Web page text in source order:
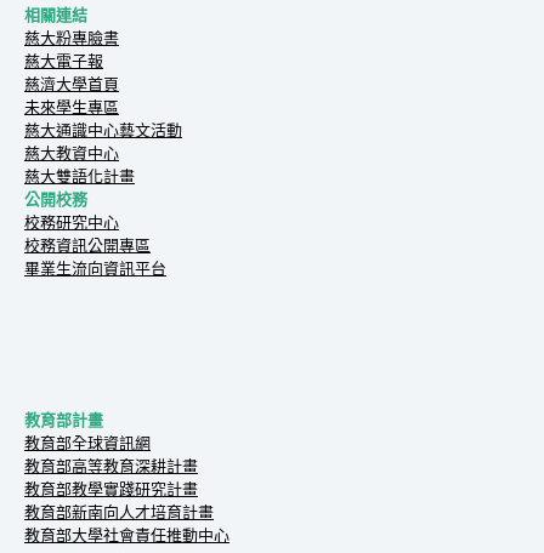
相關連結
慈大粉專臉書
慈大電子報
慈濟大學首頁
未來學生專區
慈大通識中心藝文活動
慈大教資中心
慈大雙語化計畫
公開校務
校務研究中心
校務資訊公開專區
畢業生流向資訊平台
教育部計畫
教育部全球資訊網
教育部高等教育深耕計畫
教育部教學實踐研究計畫
教育部新南向人才培育計畫
教育部大學社會責任推動中心